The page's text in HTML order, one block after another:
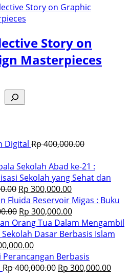
Story on
Masterpieces
Digital Rp400,000.00
Sekolah Abad ke-21 :
Sekolah yang Sehat dan
Rp 300,000.00
Fluida Reservoir Migas : Buku
Rp 300,000.00
Orang Tua Dalam Mengambil
Dasar Berbasis Islam
Berbasis
Rp400,000.00 Rp 300,000.00